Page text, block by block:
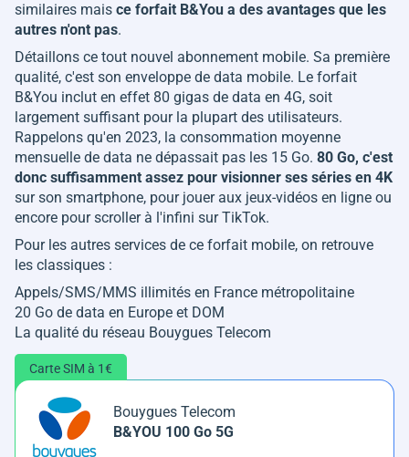
similaires mais ce forfait B&You a des avantages que les
autres n'ont pas.
Détaillons ce tout nouvel abonnement mobile. Sa première
qualité, c'est son enveloppe de data mobile. Le forfait
B&You inclut en effet 80 gigas de data en 4G, soit
largement suffisant pour la plupart des utilisateurs.
Rappelons qu'en 2023, la consommation moyenne
mensuelle de data ne dépassait pas les 15 Go. 80 Go, c'est
donc suffisamment assez pour visionner ses séries en 4K
sur son smartphone, pour jouer aux jeux-vidéos en ligne ou
encore pour scroller à l'infini sur TikTok.
Pour les autres services de ce forfait mobile, on retrouve
les classiques :
Appels/SMS/MMS illimités en France métropolitaine
20 Go de data en Europe et DOM
La qualité du réseau Bouygues Telecom
Carte SIM à 1€
Bouygues Telecom
B&YOU 100 Go 5G